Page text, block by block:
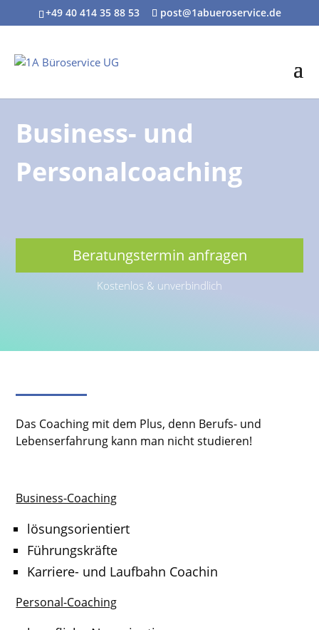
+49 40 414 35 88 53 post@1abueroservice.de
Business- und
Personalcoaching
Beratungstermin anfragen
Kostenlos & unverbindlich
Das Coaching mit dem Plus, denn Berufs- und
Lebenserfahrung kann man nicht studieren!
Business-Coaching
lösungsorientiert
Führungskräfte
Karriere- und Laufbahn Coachin
Personal-Coaching